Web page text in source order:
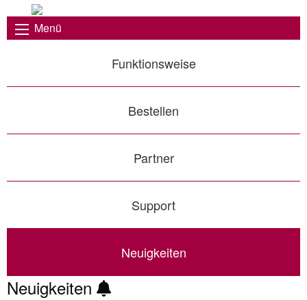
Menü
Funktionsweise
Bestellen
Partner
Support
Neuigkeiten
Neuigkeiten